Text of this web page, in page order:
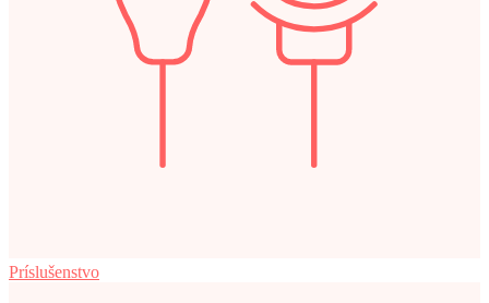
Príslušenstvo